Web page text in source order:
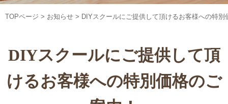
TOPページ > お知らせ > DIYスクールにご提供して頂けるお客様への特別
DIYスクールにご提供して頂
けるお客様への特別価格のご